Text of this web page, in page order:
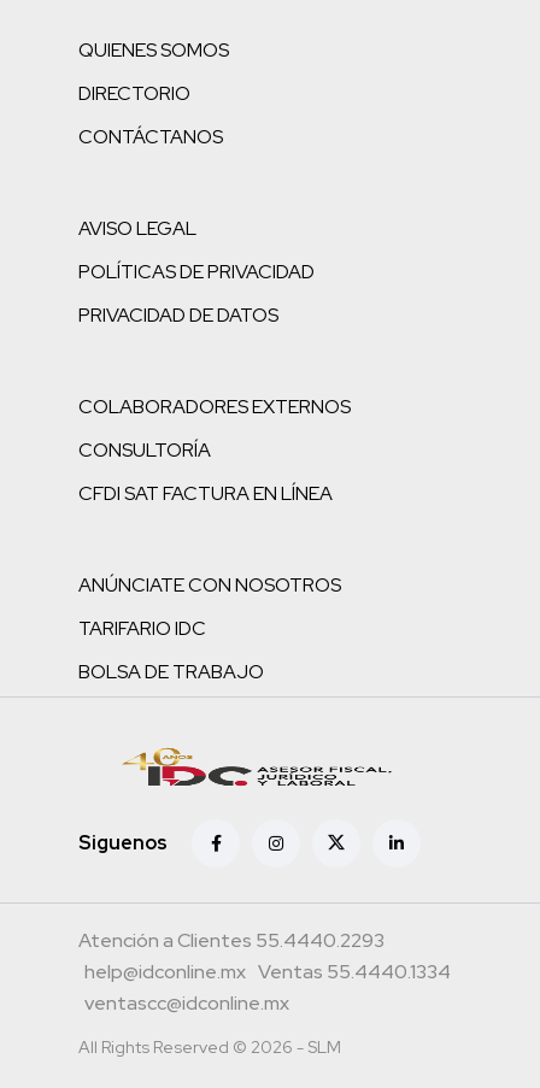
QUIENES SOMOS
DIRECTORIO
CONTÁCTANOS
AVISO LEGAL
POLÍTICAS DE PRIVACIDAD
PRIVACIDAD DE DATOS
COLABORADORES EXTERNOS
CONSULTORÍA
CFDI SAT FACTURA EN LÍNEA
ANÚNCIATE CON NOSOTROS
TARIFARIO IDC
BOLSA DE TRABAJO
Siguenos
Atención a Clientes 55.4440.2293
help@idconline.mx Ventas 55.4440.1334
ventascc@idconline.mx
All Rights Reserved © 2026 - SLM